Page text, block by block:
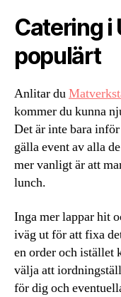
Catering i
populärt
Anlitar du
kommer du kunna
Det är inte bara
gälla event av alla
mer vanligt är att
lunch.
Inga mer lappar hit
iväg ut för att fixa
en order och istället
välja att
för dig och